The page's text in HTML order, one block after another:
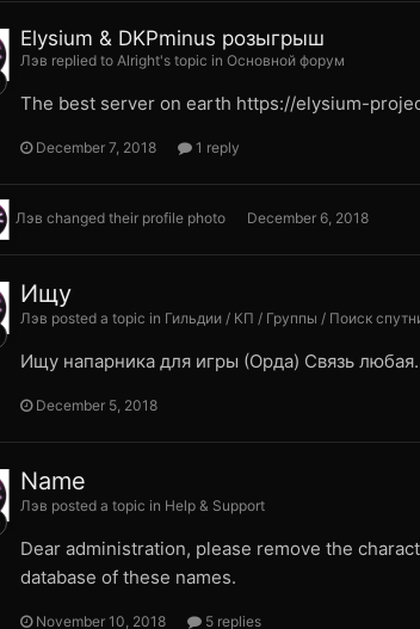
Elysium & DKPminus розыгрыш
Лэв replied to Alright's topic in Основной форум
The best server on earth https://elysium-
December 7, 2018 1 reply
Лэв changed their profile photo December 6, 2018
Ищу
Лэв posted a topic in Гильдии / КП / Группы / Поиск
Ищу напарника для игры (Орда) Cвязь
December 5, 2018
Name
Лэв posted a topic in Help & Support
Dear administration, please remove the
database of these names.
November 10, 2018 5 replies